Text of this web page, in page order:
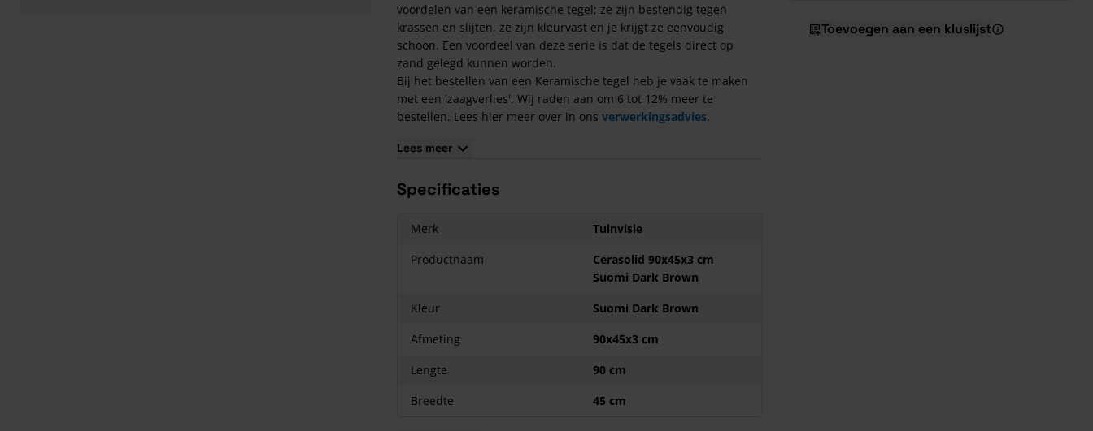
voordelen van een keramische tegel; ze zijn bestendig tegen
krassen en slijten, ze zijn kleurvast en je krijgt ze eenvoudig
schoon. Een voordeel van deze serie is dat de tegels direct op
zand gelegd kunnen worden.
Bij het bestellen van een Keramische tegel heb je vaak te maken
met een 'zaagverlies'. Wij raden aan om 6 tot 12% meer te
bestellen. Lees hier meer over in ons verwerkingsadvies.
Kenmerken van de Cerasolid 90x45x3 cm
Vol keramisch product
In een m² gaan ongeveer 2,47 Cerasolid 90x45 tegels
Lees meer
Specificaties
Merk
Tuinvisie
Productnaam
Cerasolid 90x45x3 cm
Suomi Dark Brown
Kleur
Suomi Dark Brown
Afmeting
90x45x3 cm
Lengte
90 cm
Breedte
45 cm
Toevoegen aan een kluslijst